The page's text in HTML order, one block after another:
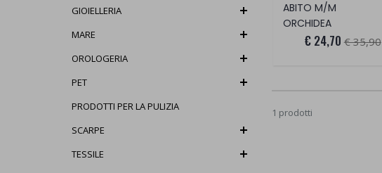
ABITO M/M
ORCHIDEA
€ 24,70 € 35,90
1 prodotti
GIOIELLERIA
MARE
OROLOGERIA
PET
PRODOTTI PER LA PULIZIA
SCARPE
TESSILE